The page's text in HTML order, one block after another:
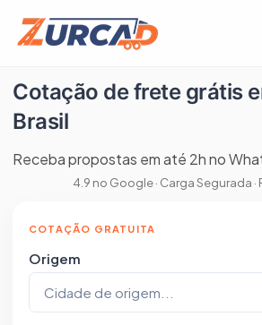
Cotação de frete grátis
Brasil
Receba propostas em até 2h no
4.9 no Google · Carga Segurada ·
COTAÇÃO GRATUITA
Origem